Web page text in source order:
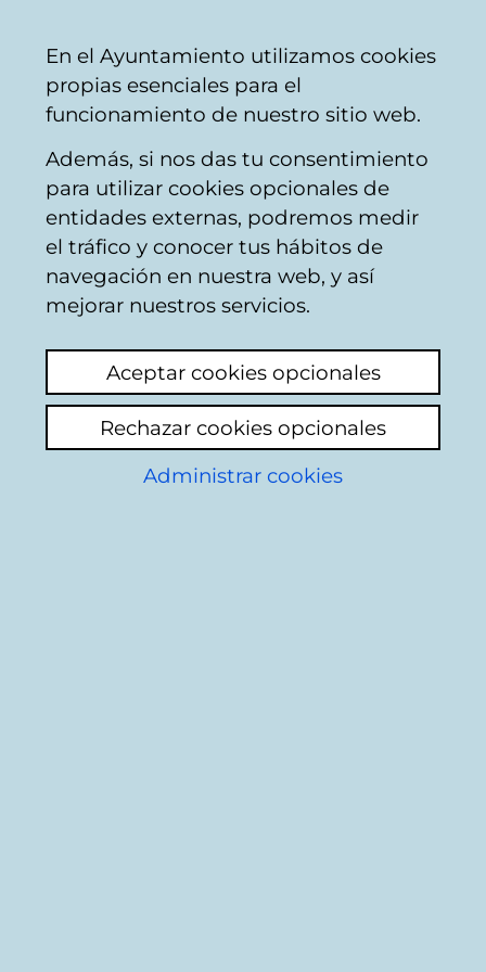
Vitoria-
Gasteiz
Castellano
Aviso: Apertura y cierre de piscinas
cubiertas de julio a septiembre de
2026.
Piscina cubierta del
Centro Cívico Aldabe
En el Ayuntamiento utilizamos cookies
propias esenciales para el
funcionamiento de nuestro sitio web.
Además, si nos das tu consentimiento
para utilizar cookies opcionales de
entidades externas, podremos medir
el tráfico y conocer tus hábitos de
navegación en nuestra web, y así
mejorar nuestros servicios.
Aceptar cookies opcionales
Rechazar cookies opcionales
Administrar cookies